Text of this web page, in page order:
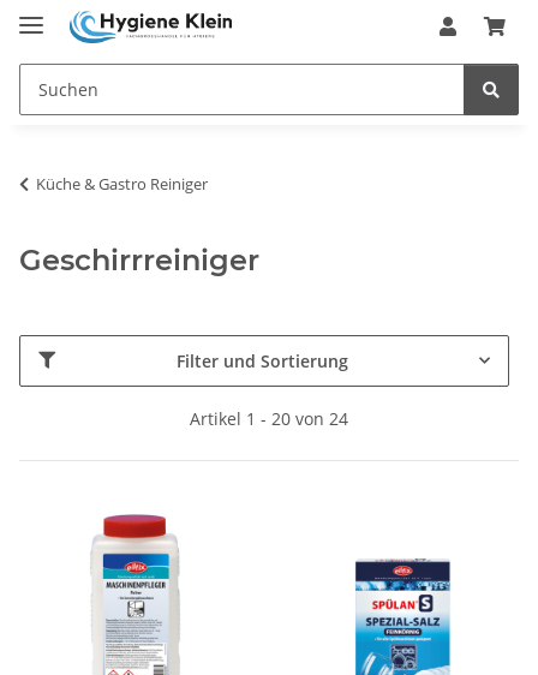
Küche & Gastro Reiniger
Geschirrreiniger
Filter und Sortierung
Artikel 1 - 20 von 24